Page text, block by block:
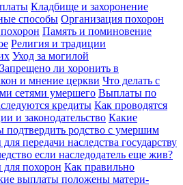
Кладбище и захоронение
способы Организация похорон
Память и поминовение
Религия и традиции
Уход за могилой
Запрещено ли хоронить в
и мнение церкви Что делать с
сетями умершего Выплаты по
кредиты Как проводятся
и законодательство Какие
родство с умершим
передачи наследства государству
если наследодатель еще жив?
похорон Как правильно
выплаты положены матери-